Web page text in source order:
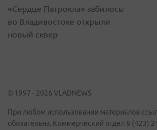
«Сердце Патрокла» забилось:
во Владивостоке открыли
новый сквер
© 1997 - 2026 VLADNEWS
При любом использовании материалов
обязательна. Коммерческий отдел 8 (423)